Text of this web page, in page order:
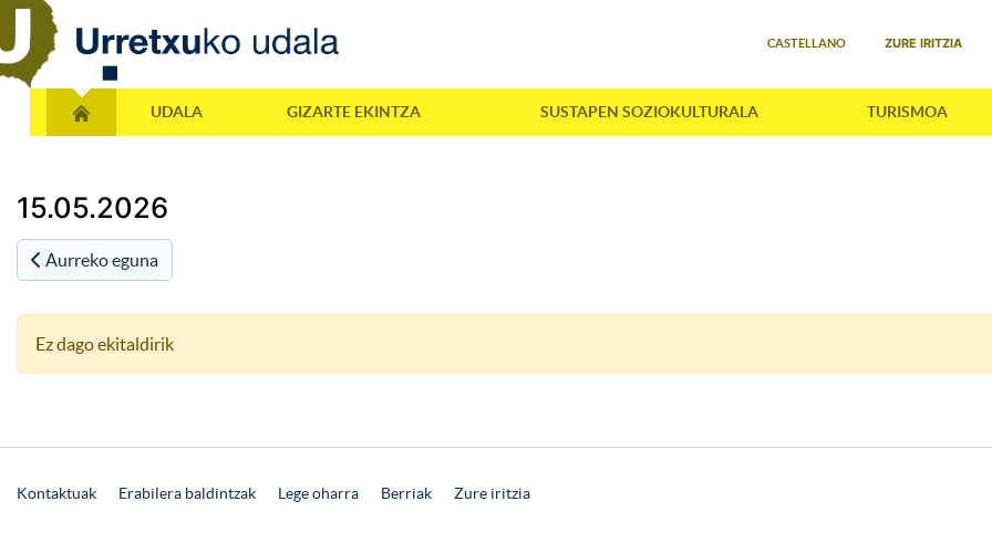
CASTELLANO ZURE IRITZIA
UDALA GIZARTE EKINTZA SUSTAPEN SOZIOKULTURALA TURISMOA
15.05.2026
Aurreko eguna
Ez dago ekitaldirik
Kontaktuak Erabilera baldintzak Lege oharra Berriak Zure iritzia